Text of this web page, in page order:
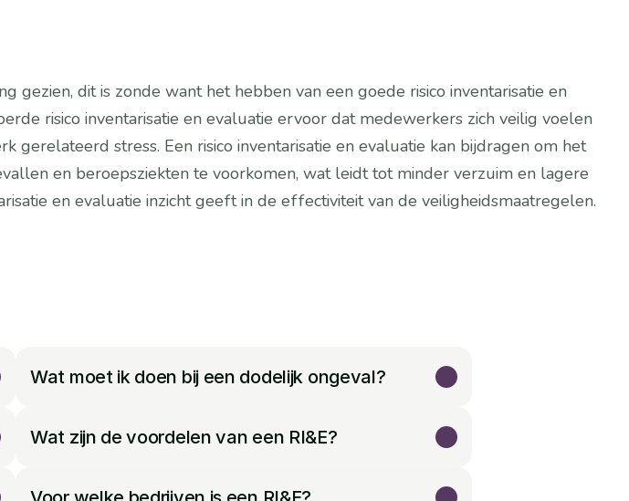
gezien, dit is zonde want het hebben van een goede risico inventarisatie en
risico inventarisatie en evaluatie ervoor dat medewerkers zich veilig voelen
stress. Een risico inventarisatie en evaluatie kan bijdragen om het
en beroepsziekten te voorkomen, wat leidt tot minder verzuim en lagere
en evaluatie inzicht geeft in de effectiviteit van de veiligheidsmaatregelen.
Wat moet ik doen bij een dodelijk ongeval?
Wat zijn de voordelen van een RI&E?